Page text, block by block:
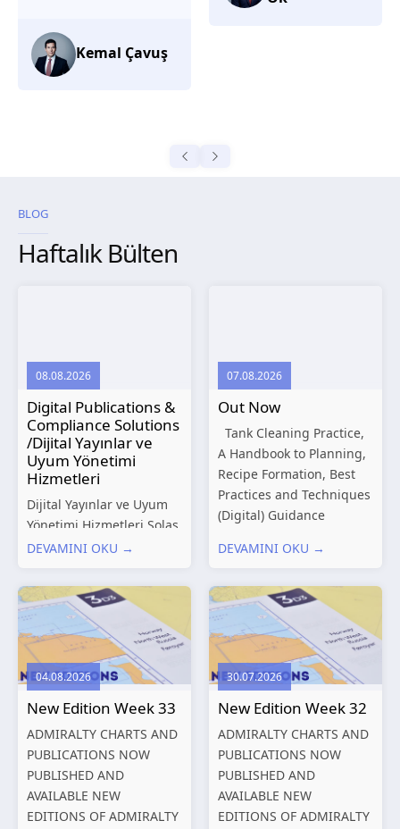
BLOG
Haftalık Bülten
08.08.2026
Digital Publications &
Compliance Solutions
/Dijital Yayınlar ve
Uyum Yönetimi
Hizmetleri
Dijital Yayınlar ve Uyum
Yönetimi Hizmetleri Solas
Marine, denizcilik
düzenleyici gereklilikleri
ve dijitalleşen
operasyonel ihtiyaçları
doğrultusunda kapsamlı
Dijital Yayınlar ve Uyum
Yönetimi çözümleri
sunmaktadır.
Hizmetlerimiz; gemi
işletmecileri, armatörler,
teknik yönetim şirketleri
ve denizcilik...
DEVAMINI OKU →
07.08.2026
Out Now
Tank Cleaning Practice,
A Handbook to Planning,
Recipe Formation, Best
Practices and Techniques
(Digital) Guidance
Structures – Consolidated
Shipping and the
Environment – A Guide to
Environmental
Compliance...
DEVAMINI OKU →
04.08.2026
New Edition Week 33
ADMIRALTY CHARTS AND
PUBLICATIONS NOW
PUBLISHED AND
AVAILABLE NEW
EDITIONS OF ADMIRALTY
30.07.2026
New Edition Week 32
ADMIRALTY CHARTS AND
PUBLICATIONS NOW
PUBLISHED AND
AVAILABLE NEW
EDITIONS OF ADMIRALTY